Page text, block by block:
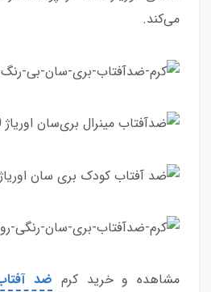
می‌کند.
مشاهده و خرید کرم ضد